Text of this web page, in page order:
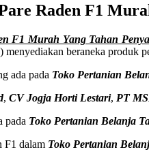
Raden F1
F1 Murah Yang Tahan
menyediakan beraneka produk
ada pada Toko Pertanian
, CV Jogja Horti Lestari, PT
pada Toko Pertanian Belanja
F1 dalam Toko Pertanian